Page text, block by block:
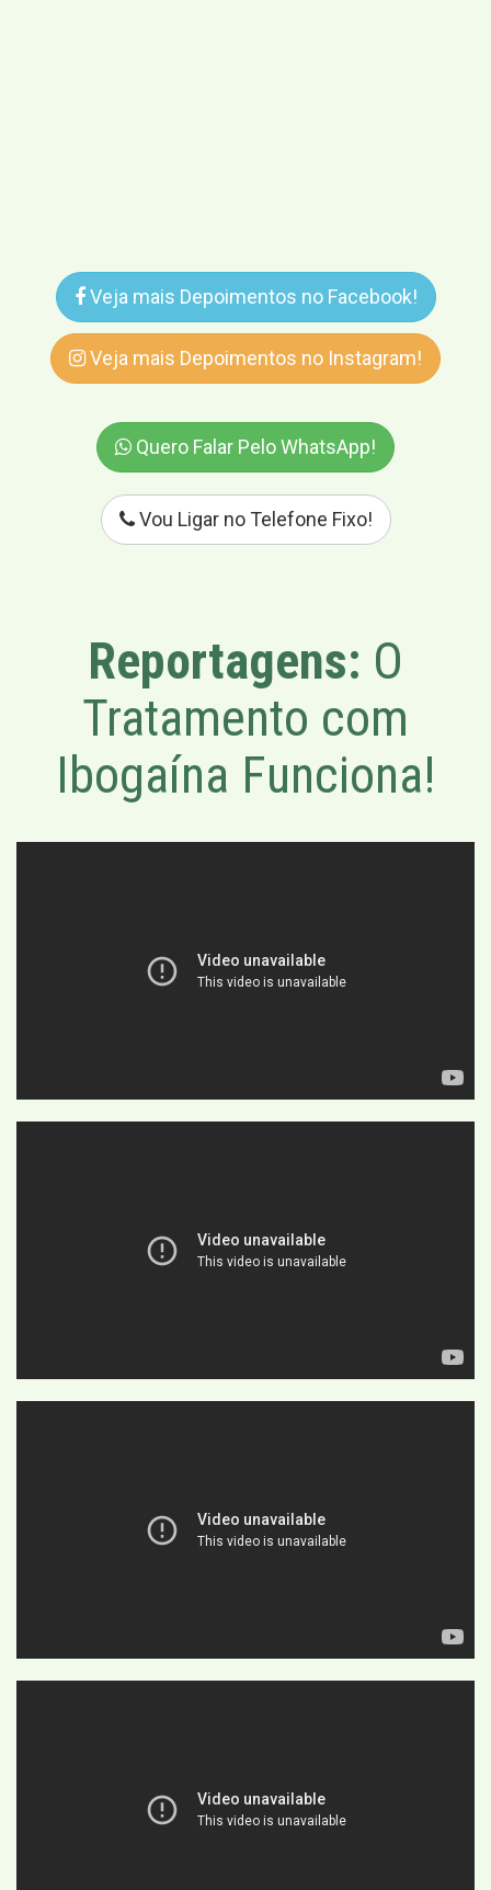
Veja mais Depoimentos no Facebook!
Veja mais Depoimentos no Instagram!
Quero Falar Pelo WhatsApp!
Vou Ligar no Telefone Fixo!
Reportagens: O
Tratamento com
Ibogaína Funciona!